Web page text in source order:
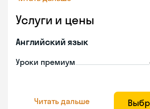
Услуги и цены
Английский язык
Уроки премиум
Читать дальше